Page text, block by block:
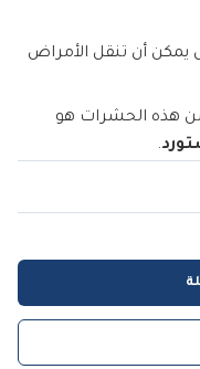
يمكن أن تنقل الأمراض
من هذه الحشرات هو
.